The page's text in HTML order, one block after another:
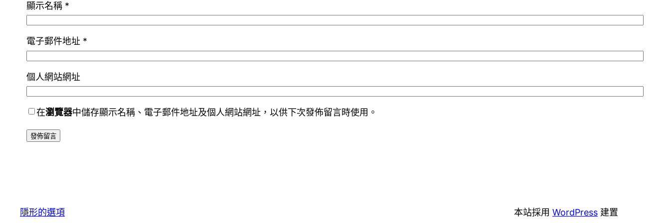
顯示名稱 *
電子郵件地址 *
個人網站網址
在瀏覽器中儲存顯示名稱、電子郵件地址及個人網站網址，以供下次發佈留言時使用。
隱形的選項 本站採用 WordPress 建置